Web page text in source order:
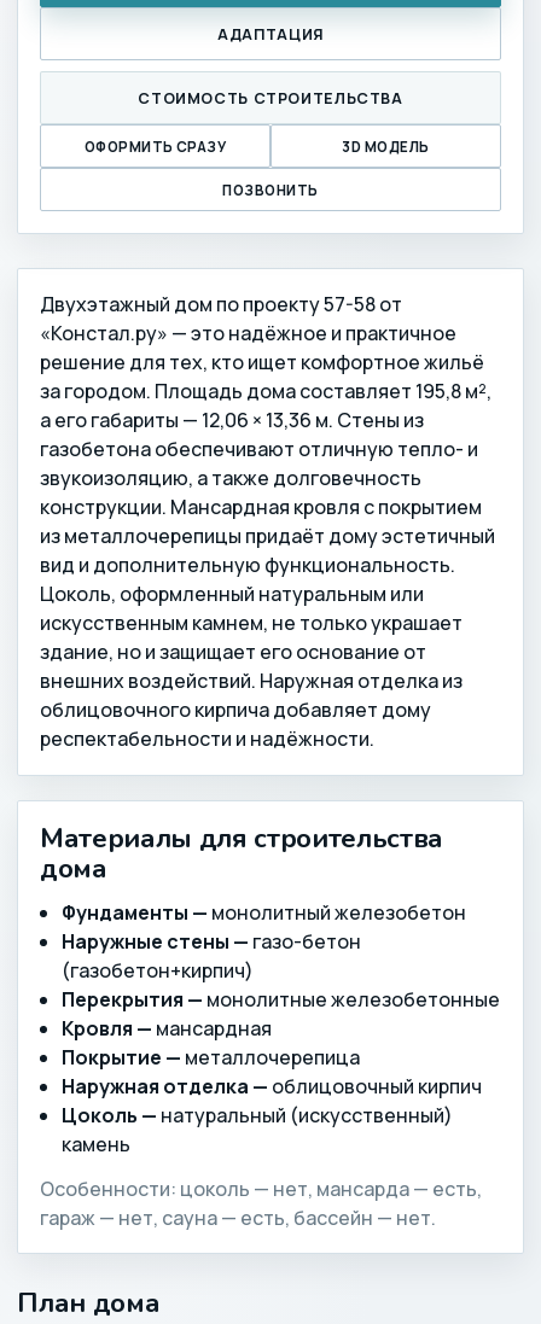
АДАПТАЦИЯ
СТОИМОСТЬ СТРОИТЕЛЬСТВА
ОФОРМИТЬ СРАЗУ 3D МОДЕЛЬ
ПОЗВОНИТЬ
Двухэтажный дом по проекту 57-58 от
«Констал.ру» — это надёжное и практичное
решение для тех, кто ищет комфортное жильё
за городом. Площадь дома составляет 195,8 м²,
а его габариты — 12,06 × 13,36 м. Стены из
газобетона обеспечивают отличную тепло- и
звукоизоляцию, а также долговечность
конструкции. Мансардная кровля с покрытием
из металлочерепицы придаёт дому эстетичный
вид и дополнительную функциональность.
Цоколь, оформленный натуральным или
искусственным камнем, не только украшает
здание, но и защищает его основание от
внешних воздействий. Наружная отделка из
облицовочного кирпича добавляет дому
респектабельности и надёжности.
Материалы для строительства
дома
Фундаменты — монолитный железобетон
Наружные стены — газо-бетон
(газобетон+кирпич)
Перекрытия — монолитные железобетонные
Кровля — мансардная
Покрытие — металлочерепица
Наружная отделка — облицовочный кирпич
Цоколь — натуральный (искусственный)
камень
Особенности: цоколь — нет, мансарда — есть,
гараж — нет, сауна — есть, бассейн — нет.
План дома